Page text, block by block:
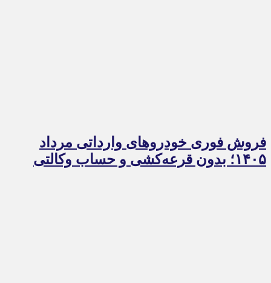
فروش فوری خودروهای وارداتی مرداد
۱۴۰۵؛ بدون قرعه‌کشی و حساب وکالتی